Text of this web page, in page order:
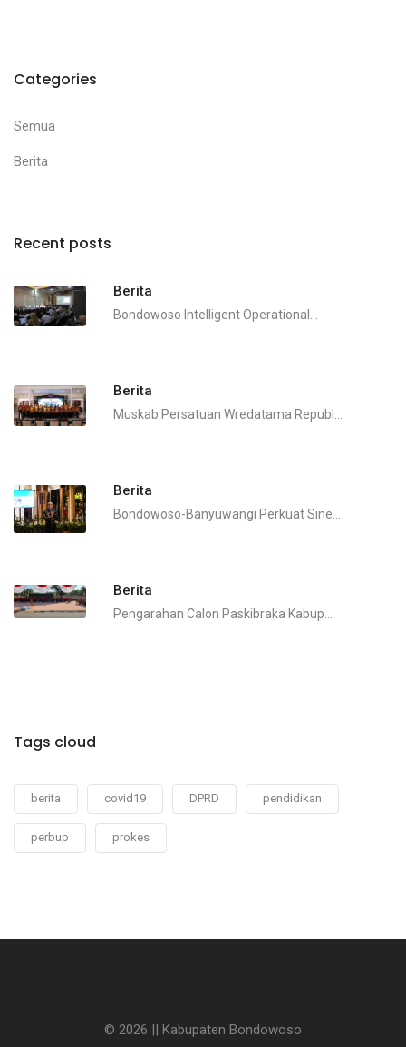
Categories
Semua
Berita
Recent posts
Berita
Bondowoso Intelligent Operational...
Berita
Muskab Persatuan Wredatama Republ...
Berita
Bondowoso-Banyuwangi Perkuat Sine...
Berita
Pengarahan Calon Paskibraka Kabup...
Tags cloud
berita covid19 DPRD pendidikan
perbup prokes
© 2026 || Kabupaten Bondowoso